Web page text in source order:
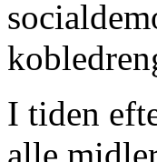
I tiden
alle